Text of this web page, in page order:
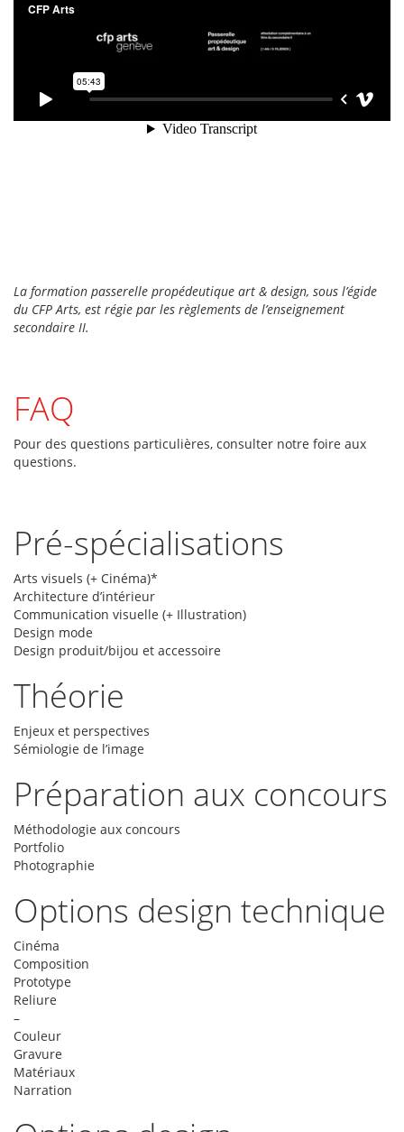
taking
reviewed
by
of
Rybelsus
lost
about
the
of
six
La formation passerelle propédeutique art & design, sous l’égide
du CFP Arts, est régie par les règlements de l’enseignement
secondaire II.
FAQ
Pour des questions particulières, consulter notre foire aux
questions.
Pré-spécialisations
Arts visuels (+ Cinéma)*
Architecture d’intérieur
Communication visuelle (+ Illustration)
Design mode
Design produit/bijou et accessoire
Théorie
Enjeux et perspectives
Sémiologie de l’image
Préparation aux concours
Méthodologie aux concours
Portfolio
Photographie
Options design technique
Cinéma
Composition
Prototype
Reliure
–
Couleur
Gravure
Matériaux
Narration